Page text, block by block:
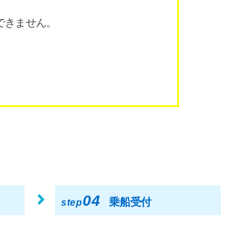
ません。
step04 乗船受付